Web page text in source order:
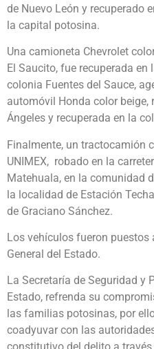
de Nuevo León y recuperado
la capital potosina.
Una camioneta Chevrolet
El Saucito, fue recuperada
colonia Fuentes del Sauce,
automóvil Honda color beige,
Ángeles y recuperada en la
Finalmente, un tractocamión
UNIMEX, robado en la
Matehuala, en la comunidad
la localidad de Estación
de Graciano Sánchez.
Los vehículos fueron
General del Estado.
La Secretaría de Seguridad y
Estado, refrenda su
las familias potosinas, por
coadyuvar con las